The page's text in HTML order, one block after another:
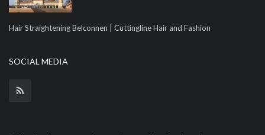
Hair Straightening Belconnen | Cuttingline Hair and Fashion
SOCIAL MEDIA